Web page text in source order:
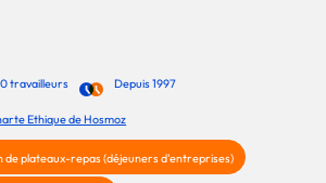
travailleurs Depuis 1997
Ethique de Hosmoz
de plateaux-repas (déjeuners d'entreprises)